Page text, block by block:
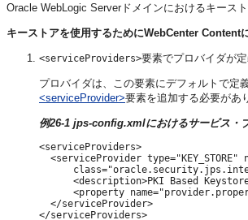
Oracle WebLogic Serverドメインにおけるキースト
キーストアを使用するためにWebCenter Content
<serviceProviders>要素でプロバイダが
プロバイダは、この要素にデフォルトで定
<serviceProvider>要素を追加する必要があ
例26-1 jps-config.xmlにおけるサービス・
<serviceProviders>
<serviceProvider type="KEY_STORE"
<description>PKI Based
<property
  </serviceProvider>